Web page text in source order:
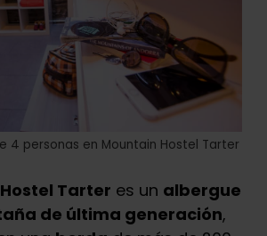
4 personas en Mountain Hostel Tarter
Tarter es un albergue
de última generación,